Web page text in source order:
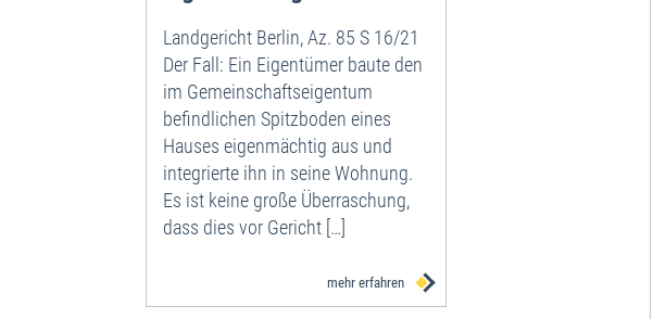
Landgericht Berlin, Az. 85 S 16/21
Der Fall: Ein Eigentümer baute den
im Gemeinschaftseigentum
befindlichen Spitzboden eines
Hauses eigenmächtig aus und
integrierte ihn in seine Wohnung.
Es ist keine große Überraschung,
dass dies vor Gericht […]
mehr erfahren